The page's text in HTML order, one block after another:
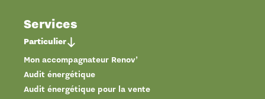
Services
Particulier
Mon accompagnateur Renov’
Audit énergétique
Audit énergétique pour la vente